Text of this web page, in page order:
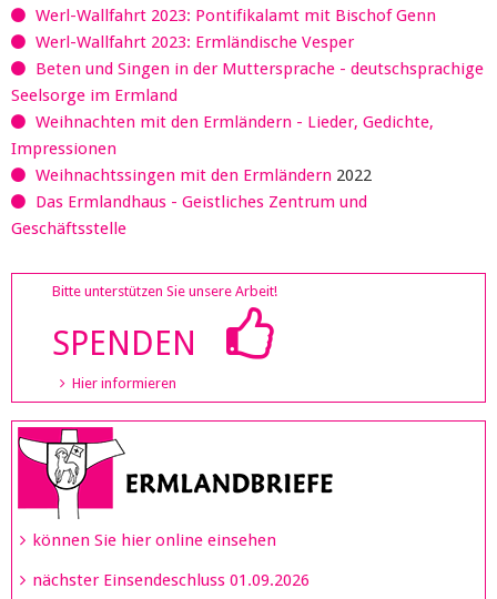
Werl-Wallfahrt 2023: Pontifikalamt mit Bischof Genn
Werl-Wallfahrt 2023: Ermländische Vesper
Beten und Singen in der Muttersprache - deutschsprachige
Seelsorge im Ermland
Weihnachten mit den Ermländern - Lieder, Gedichte,
Impressionen
Weihnachtssingen mit den Ermländern 2022
Das Ermlandhaus - Geistliches Zentrum und
Geschäftsstelle
Bitte unterstützen Sie unsere Arbeit!
SPENDEN
Hier informieren
können Sie hier online einsehen
nächster Einsendeschluss 01.09.2026